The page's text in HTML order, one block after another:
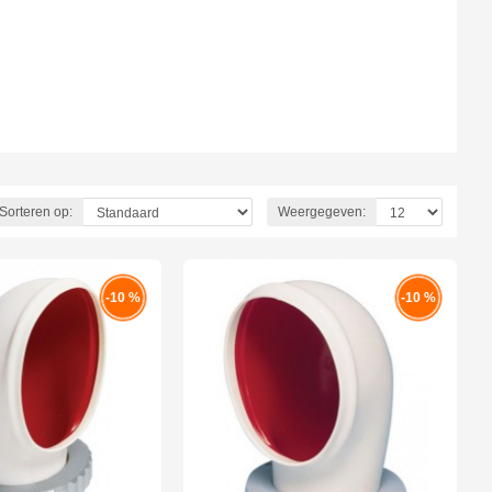
Sorteren op: Weergegeven:
-10 % -10 %